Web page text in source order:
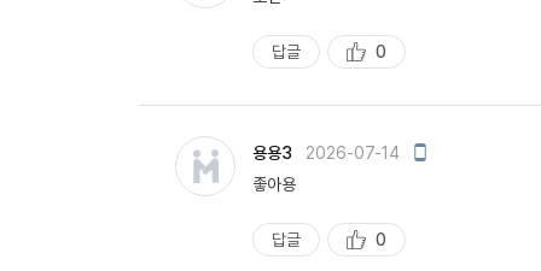
답글
추
천
0
용용3 2026-07-14
모
좋아용
답글
추
0